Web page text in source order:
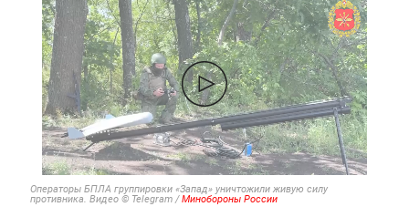
Операторы БПЛА группировки «Запад» уничтожили живую силу
противника. Видео © Telegram /Минобороны России